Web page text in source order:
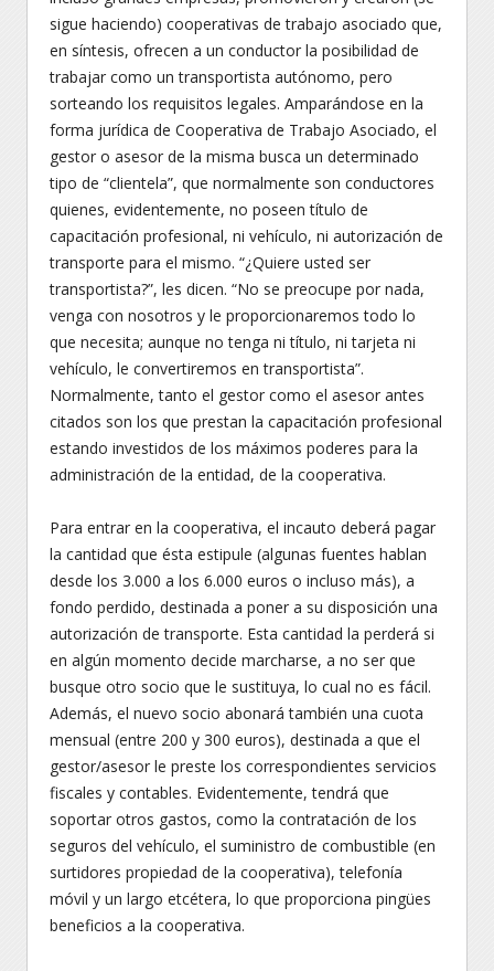
sigue haciendo) cooperativas de trabajo asociado que,
en síntesis, ofrecen a un conductor la posibilidad de
trabajar como un transportista autónomo, pero
sorteando los requisitos legales. Amparándose en la
forma jurídica de Cooperativa de Trabajo Asociado, el
gestor o asesor de la misma busca un determinado
tipo de “clientela”, que normalmente son conductores
quienes, evidentemente, no poseen título de
capacitación profesional, ni vehículo, ni autorización de
transporte para el mismo. “¿Quiere usted ser
transportista?”, les dicen. “No se preocupe por nada,
venga con nosotros y le proporcionaremos todo lo
que necesita; aunque no tenga ni título, ni tarjeta ni
vehículo, le convertiremos en transportista”.
Normalmente, tanto el gestor como el asesor antes
citados son los que prestan la capacitación profesional
estando investidos de los máximos poderes para la
administración de la entidad, de la cooperativa.
Para entrar en la cooperativa, el incauto deberá pagar
la cantidad que ésta estipule (algunas fuentes hablan
desde los 3.000 a los 6.000 euros o incluso más), a
fondo perdido, destinada a poner a su disposición una
autorización de transporte. Esta cantidad la perderá si
en algún momento decide marcharse, a no ser que
busque otro socio que le sustituya, lo cual no es fácil.
Además, el nuevo socio abonará también una cuota
mensual (entre 200 y 300 euros), destinada a que el
gestor/asesor le preste los correspondientes servicios
fiscales y contables. Evidentemente, tendrá que
soportar otros gastos, como la contratación de los
seguros del vehículo, el suministro de combustible (en
surtidores propiedad de la cooperativa), telefonía
móvil y un largo etcétera, lo que proporciona pingües
beneficios a la cooperativa.